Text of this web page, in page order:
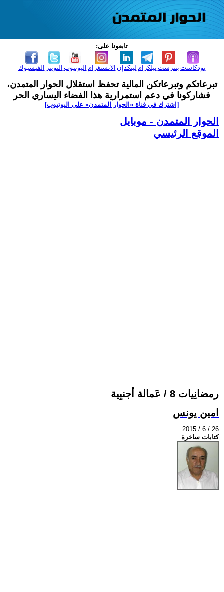
تابعونا على:
الفيسبوك التويتر اليوتيوب الانستغرام لينكدإن تيلكرامبنترست بودكاست
تبرعاتكم وتبرعاتكن المالية تحفظ استقلال الحوار المتمدن،
فشاركونا في دعم استمرارية هذا الفضاء اليساري الحر
[اشترك في قناة ‫«الحوار المتمدن» على اليوتيوب]
الحوار المتمدن - موبايل
الموقع الرئيسي
رمضانِيات 8 / عَمالة أجنبِية
امين يونس
2015 / 6 / 26
كتابات ساخرة